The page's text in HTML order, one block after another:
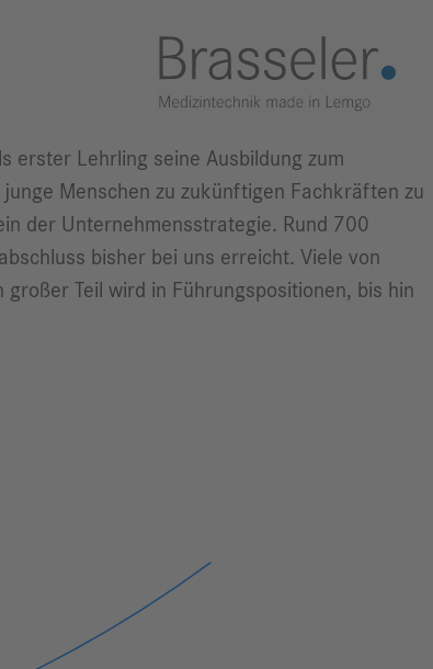
erster Lehrling seine Ausbildung zum
Menschen zu zukünftigen Fachkräften zu
der Unternehmensstrategie. Rund 700
bisher bei uns erreicht. Viele von
Teil wird in Führungspositionen, bis hin